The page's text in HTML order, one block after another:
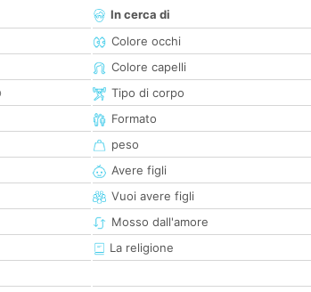
In cerca di
Colore occhi
Colore capelli
Tipo di corpo
Formato
peso
Avere figli
Vuoi avere figli
Mosso dall'amore
La religione